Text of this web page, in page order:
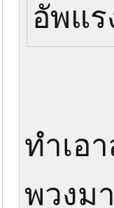
อัพแร
ทำเอ
พวงม